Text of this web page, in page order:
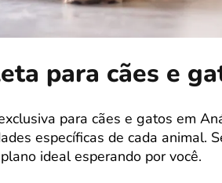
para cães e
para cães e gatos em
específicas de cada animal.
ideal esperando por você.